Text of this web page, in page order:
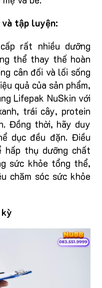
và tập luyện:
rất nhiều dưỡng
thể thay thế hoàn
cân đối và lối sống
quả của sản phẩm,
Lifepak NuSkin với
trái cây, protein
Đồng thời, hãy duy
dục đều đặn. Điều
hấp thụ dưỡng chất
sức khỏe tổng thể,
chăm sóc sức khỏe